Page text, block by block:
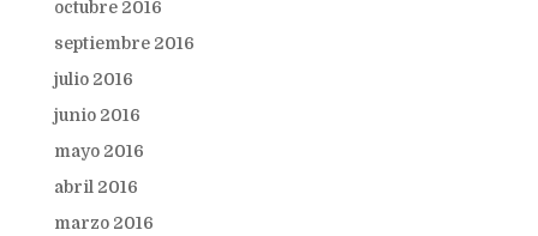
octubre 2016
septiembre 2016
julio 2016
junio 2016
mayo 2016
abril 2016
marzo 2016